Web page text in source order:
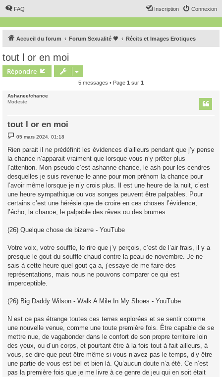
FAQ Connexion
Inscription
Accueil du forum Forum Sexualité 💗 Récits et Images Erotiques
tout l or en moi
Répondre
5 messages • Page 1 sur 1
Ashanee/chance
Modeste
tout l or en moi
M
e
s
a
e
05 mars 2024, 01:18
Rien parait il ne prédéfinit les évidences d’ailleurs pendant que j’y pense
la chance n’apparait vraiment que lorsque vous n’y prêter plus
l’attention. Mon pseudo c’est ashanne chance, le ash pour les cendres
desquelles je suis revenue le anne pour mon prénom la chance pour
l’avoir même lorsque je n’y crois plus. Il est une heure de la nuit, c’est
une heure sympathique ou vos songes peuvent être palpables. Pour
certains c’est une hérésie que de croire en ces choses l’évidence,
l’écho, la chance, le palpable des rêves ou des brumes.
(26) Quelque chose de bizarre - YouTube
Votre voix, votre souffle, le rire que j’y perçois, c’est de l’air frais, il y a
presque le gout du souffle chaud contre la peau de novembre. Je ne
sais à cette heure quel gout ça a, j’essaye de me faire des
représentations, mais nous ne pouvons comparer ce qui est
imperceptible.
(26) Big Daddy Wilson - Walk A Mile In My Shoes - YouTube
N est ce pas étrange toutes ces terres explorées et se sentir comme
une nouvelle venue, comme une toute première fois. Être capable de se
mettre nue, de vagabonder dans le confort de son propre territoire loin
des yeux, ou d’un corps, et pourtant être à la fois tout à fait ailleurs, à
vous, se dire que peut être même si vous n’avez pas le temps, d’y être
une partie de vous est bel et bien là. Qu’aucun doute n’a été. Ce n’est
pas la première fois que je me livre à ce genre de jeu qui en soit était